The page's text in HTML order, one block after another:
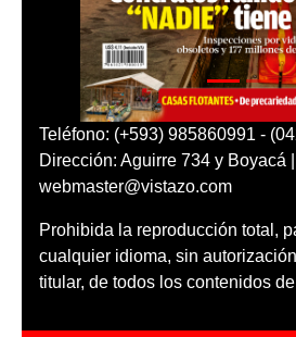
Teléfono: (+593) 985860991 -
Dirección: Aguirre 734 y Boyacá
webmaster@vistazo.com
Prohibida la reproducción total,
cualquier idioma, sin
titular, de todos los contenidos